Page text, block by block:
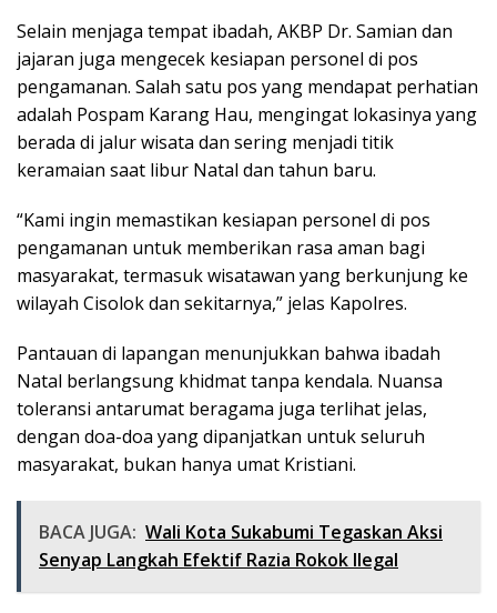
Selain menjaga tempat ibadah, AKBP Dr. Samian dan
jajaran juga mengecek kesiapan personel di pos
pengamanan. Salah satu pos yang mendapat perhatian
adalah Pospam Karang Hau, mengingat lokasinya yang
berada di jalur wisata dan sering menjadi titik
keramaian saat libur Natal dan tahun baru.
“Kami ingin memastikan kesiapan personel di pos
pengamanan untuk memberikan rasa aman bagi
masyarakat, termasuk wisatawan yang berkunjung ke
wilayah Cisolok dan sekitarnya,” jelas Kapolres.
Pantauan di lapangan menunjukkan bahwa ibadah
Natal berlangsung khidmat tanpa kendala. Nuansa
toleransi antarumat beragama juga terlihat jelas,
dengan doa-doa yang dipanjatkan untuk seluruh
masyarakat, bukan hanya umat Kristiani.
BACA JUGA: Wali Kota Sukabumi Tegaskan Aksi
Senyap Langkah Efektif Razia Rokok Ilegal